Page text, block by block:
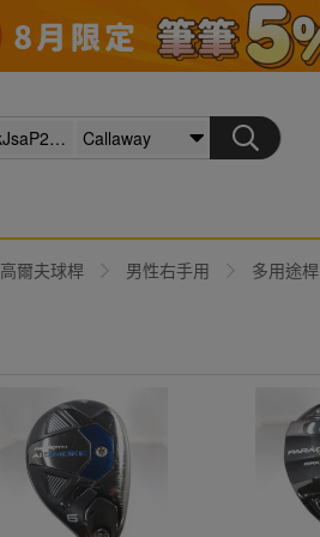
高爾夫球桿 男性右手用 多用途桿